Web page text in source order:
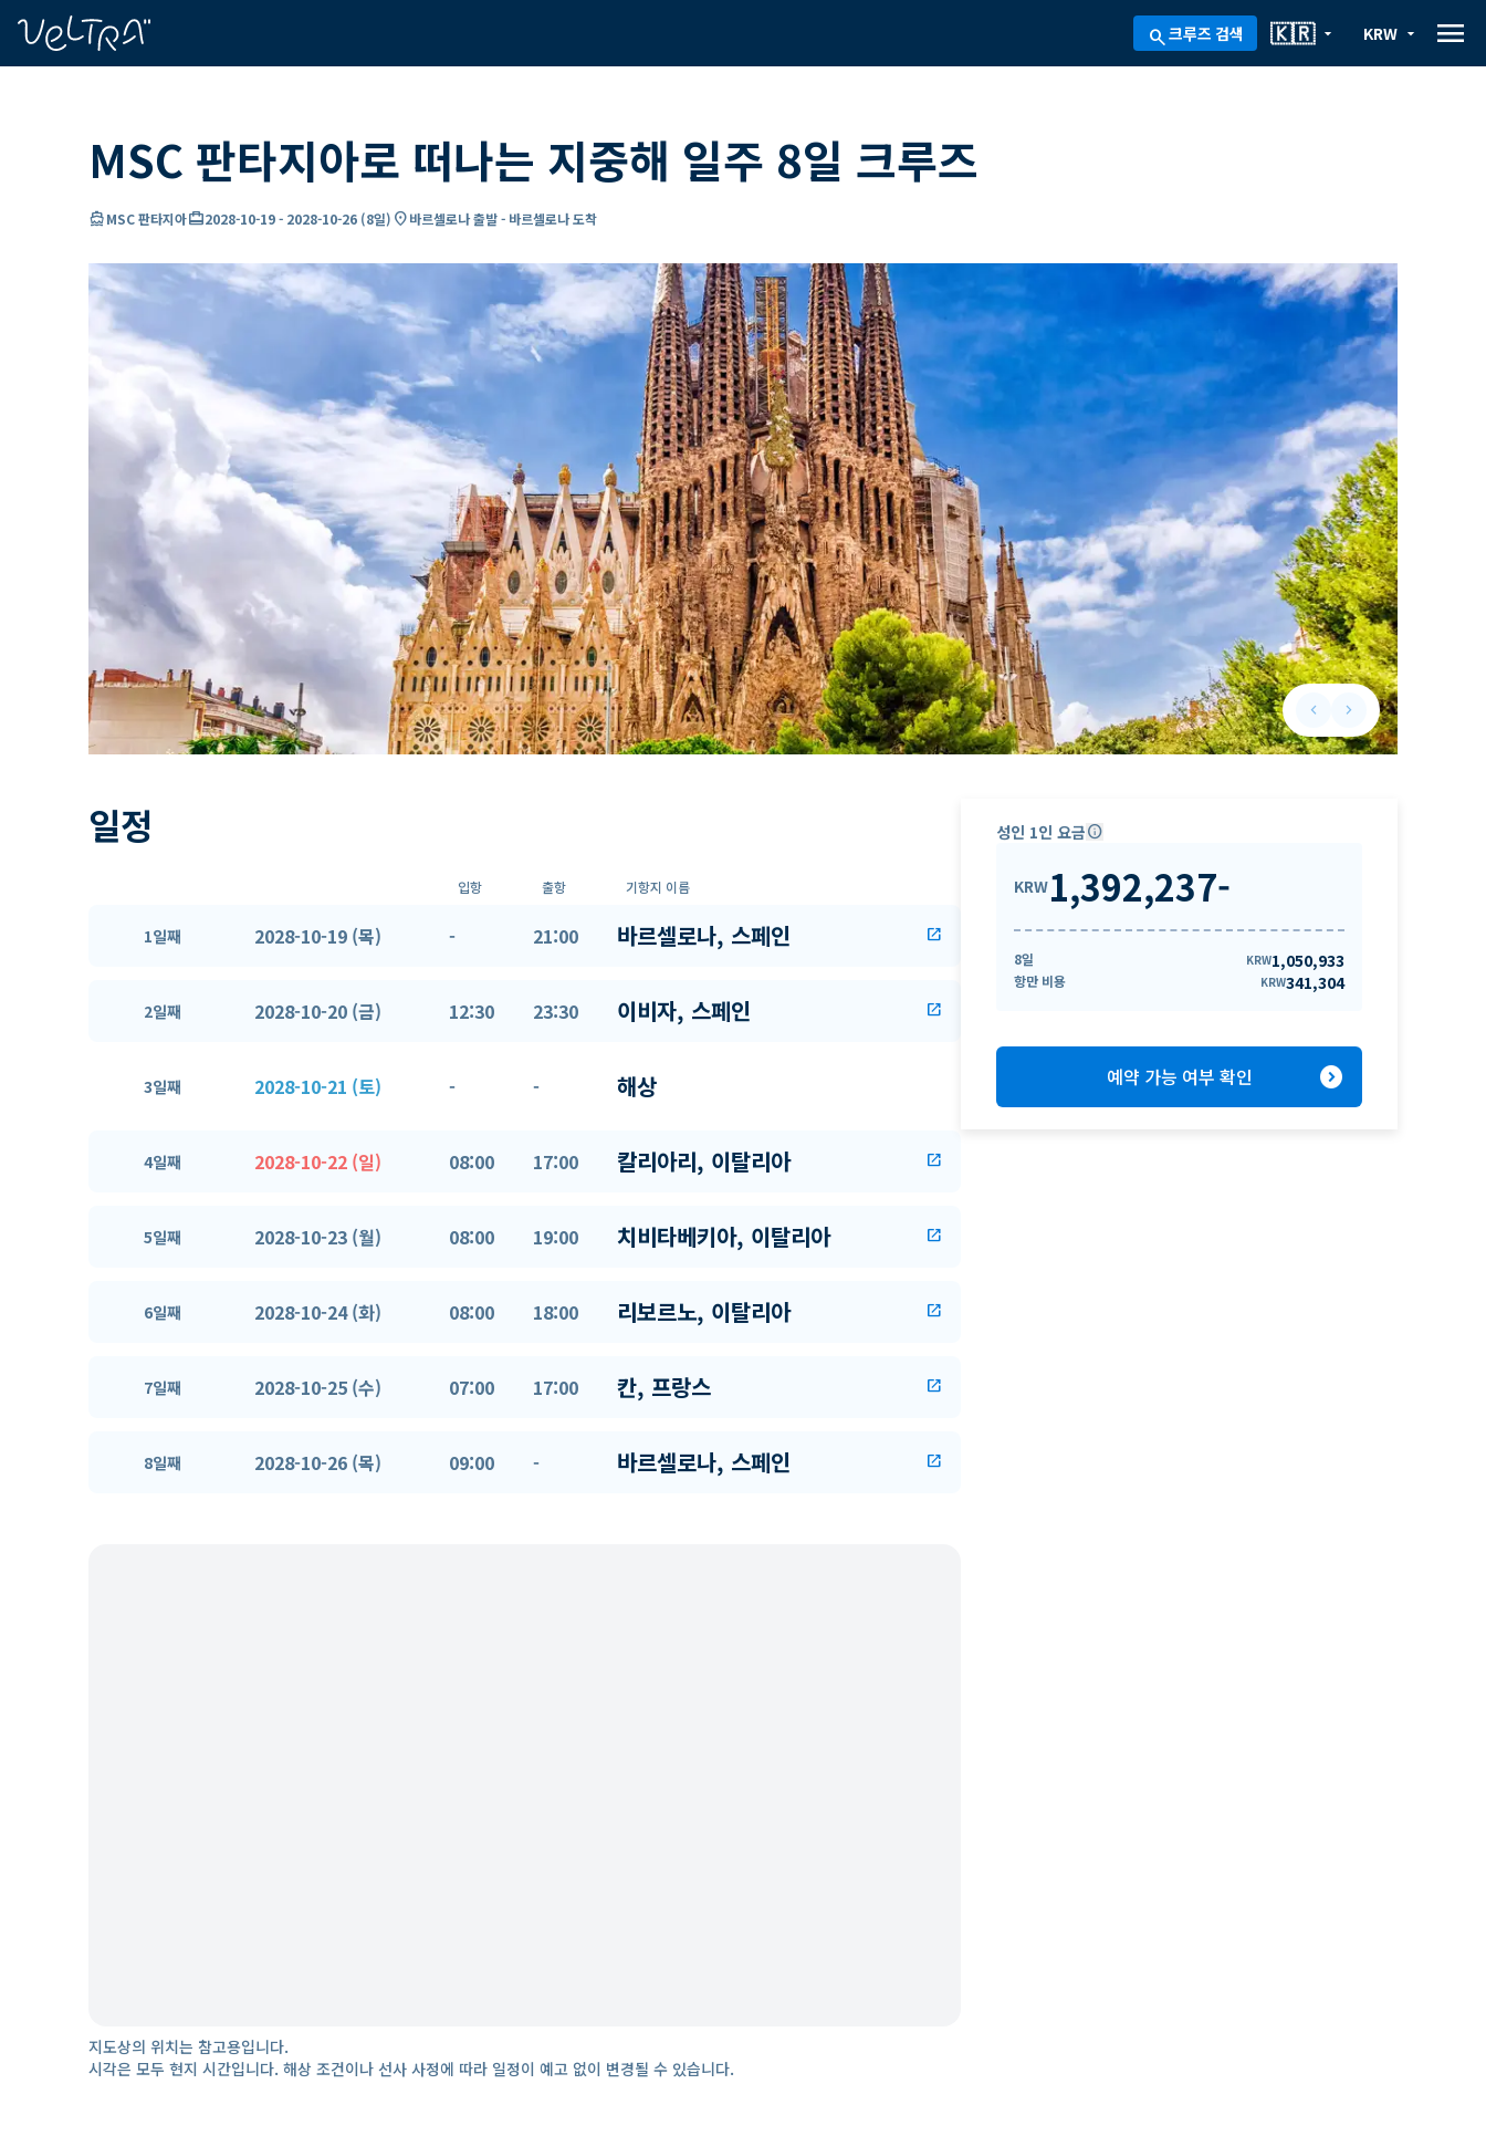
search크루즈 검색 arrow_drop_down
🇰🇷 arrow_drop_down
KRW menu
MSC 판타지아로 떠나는 지중해 일주 8일 크루즈
directions_boatMSC 판타지아card_travel2028-10-19- 2028-10-26 (8일) location_on바르셀로나 출발 - 바르셀로나 도착
keyboard_arrow_leftPrevious slide
keyboard_arrow_rightNext slide
일정
입항 출항 기항지 이름
1일째 2028-10-19 (목) - 21:00 바르셀로나, 스페인 open_in_new
2일째 2028-10-20 (금) 12:30 23:30 이비자, 스페인 open_in_new
3일째 2028-10-21 (토) - - 해상
4일째 2028-10-22 (일) 08:00 17:00 칼리아리, 이탈리아 open_in_new
5일째 2028-10-23 (월) 08:00 19:00 치비타베키아, 이탈리아 open_in_new
6일째 2028-10-24 (화) 08:00 18:00 리보르노, 이탈리아 open_in_new
7일째 2028-10-25 (수) 07:00 17:00 칸, 프랑스 open_in_new
8일째 2028-10-26 (목) 09:00 - 바르셀로나, 스페인 open_in_new
지도상의 위치는 참고용입니다.
시각은 모두 현지 시간입니다. 해상 조건이나 선사 사정에 따라 일정이 예고 없이 변경될 수 있습니다.
성인 1인 요금info
KRW1,392,237-
8일 KRW1,050,933
항만 비용 KRW341,304
예약 가능 여부 확인 expand_circle_right